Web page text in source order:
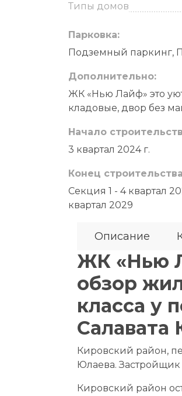
Типы домов
Парковка:
Подземный паркинг,
Дополнительно:
ЖК «Нью Лайф» это
кладовые, двор без
Начало
3 квартал 2024 г.
Конец
Секция 1 - 4 квартал
квартал 2029
Описание
ЖК «Нью
обзор
класса у
Салавата
Кировский район,
Юлаева.
Кировский район